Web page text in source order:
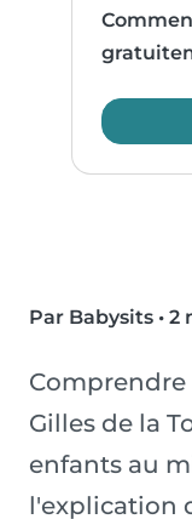
Par Babysits • 2
Comprendre
Gilles de la
enfants au
l'explication